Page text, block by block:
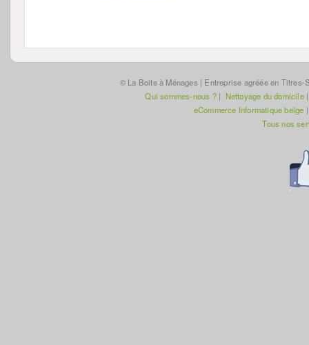
© La Boite à Ménages | Entreprise agréée en
Qui sommes-nous ?| Nettoyage du domicile
eCommerce Informatique belge
Tous nos